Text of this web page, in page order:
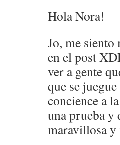
Hola Nora!
Jo, me siento
en el post
ver a gente
que se
concience a
una prueba y
maravillosa y